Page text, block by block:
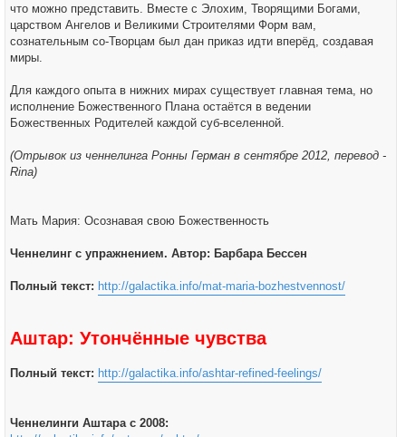
что можно представить. Вместе с Элохим, Творящими Богами,
царством Ангелов и Великими Строителями Форм вам,
сознательным со-Творцам был дан приказ идти вперёд, создавая
миры.
Для каждого опыта в нижних мирах существует главная тема, но
исполнение Божественного Плана остаётся в ведении
Божественных Родителей каждой суб-вселенной.
(Отрывок из ченнелинга Ронны Герман в сентябре 2012, перевод -
Rina)
Мать Мария: Осознавая свою Божественность
Ченнелинг с упражнением. Автор: Барбара Бессен
Полный текст: http://galactika.info/mat-maria-bozhestvennost/
Аштар: Утончённые чувства
Полный текст: http://galactika.info/ashtar-refined-feelings/
Ченнелинги Аштара с 2008: